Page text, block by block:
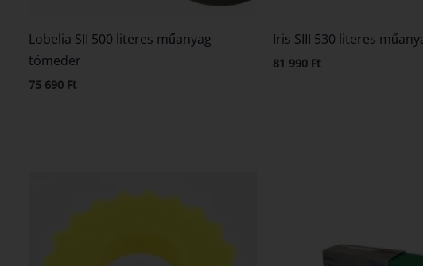
Lobelia SII 500 literes műanyag
tómeder
75 690 Ft
Iris SIII 530 literes
81 990 Ft